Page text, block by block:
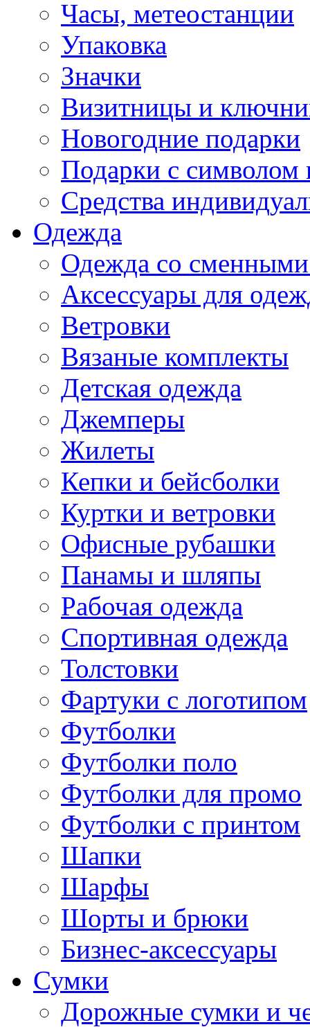
Часы, метеостанции
Упаковка
Значки
Визитницы и
Новогодние подарки
Подарки с символом
Средства
Одежда
Одежда со сменными
Аксессуары для
Ветровки
Вязаные комплекты
Детская одежда
Джемперы
Жилеты
Кепки и бейсболки
Куртки и ветровки
Офисные рубашки
Панамы и шляпы
Рабочая одежда
Спортивная одежда
Толстовки
Фартуки с логотипом
Футболки
Футболки поло
Футболки для промо
Футболки с принтом
Шапки
Шарфы
Шорты и брюки
Бизнес-аксессуары
Сумки
Дорожные сумки и